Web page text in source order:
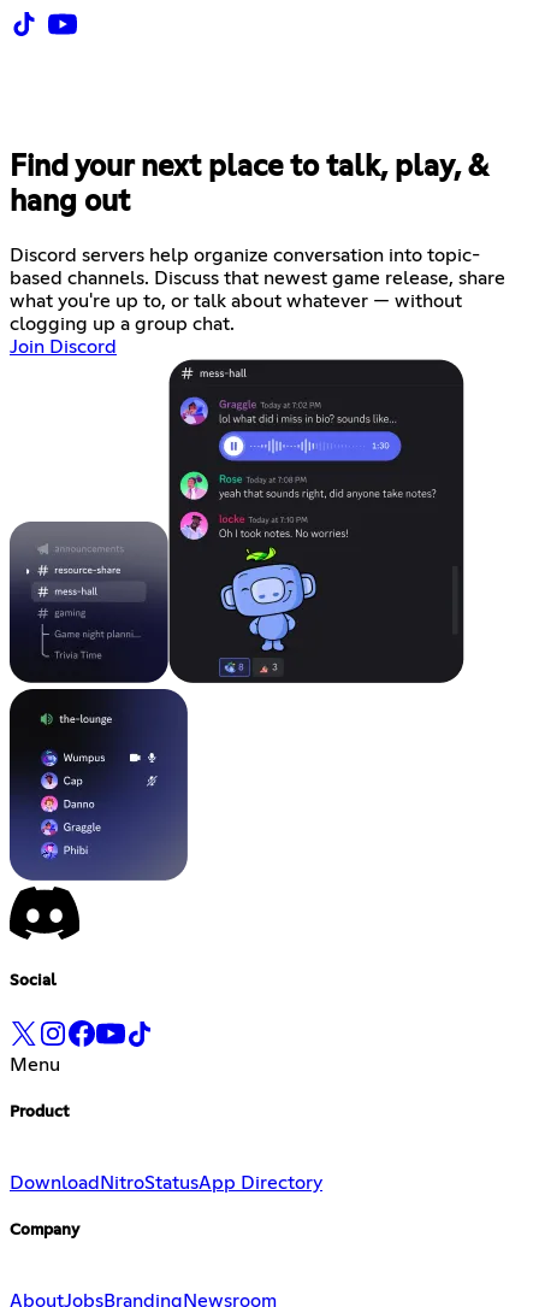
Find your next place to talk, play, &
hang out
Discord servers help organize conversation into topic-
based channels. Discuss that newest game release, share
what you're up to, or talk about whatever — without
clogging up a group chat.
Join Discord
Social
Menu
Product
Download NitroStatusApp Directory
Company
AboutJobsBranding Newsroom